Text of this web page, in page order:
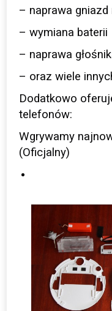
– naprawa
– wymiana baterii
– naprawa
– oraz wiele
Dodatkowo
telefonów:
Wgrywamy
(Oficjalny)